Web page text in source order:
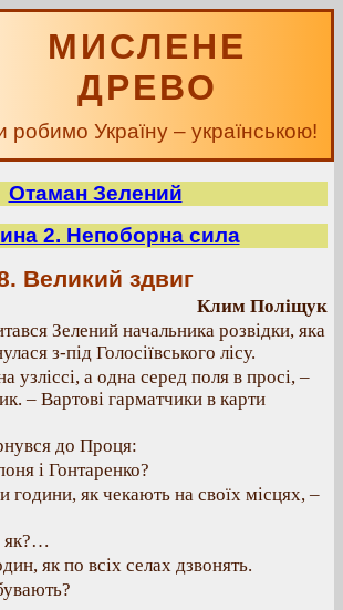
МИСЛЕНЕ
ДРЕВО
робимо Україну – українською!
Отаман Зелений
2. Непоборна сила
Великий здвиг
Клим Поліщук
Зелений начальника розвідки, яка
з-під Голосіївського лісу.
узліссі, а одна серед поля в просі, –
– Вартові гарматчики в карти
до Проця:
і Гонтаренко?
години, як чекають на своїх місцях, –
як?…
як по всіх селах дзвонять.